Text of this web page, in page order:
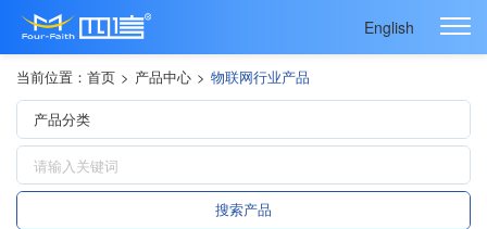
English
当前位置： 首页 > 产品中心 > 物联网行业产品